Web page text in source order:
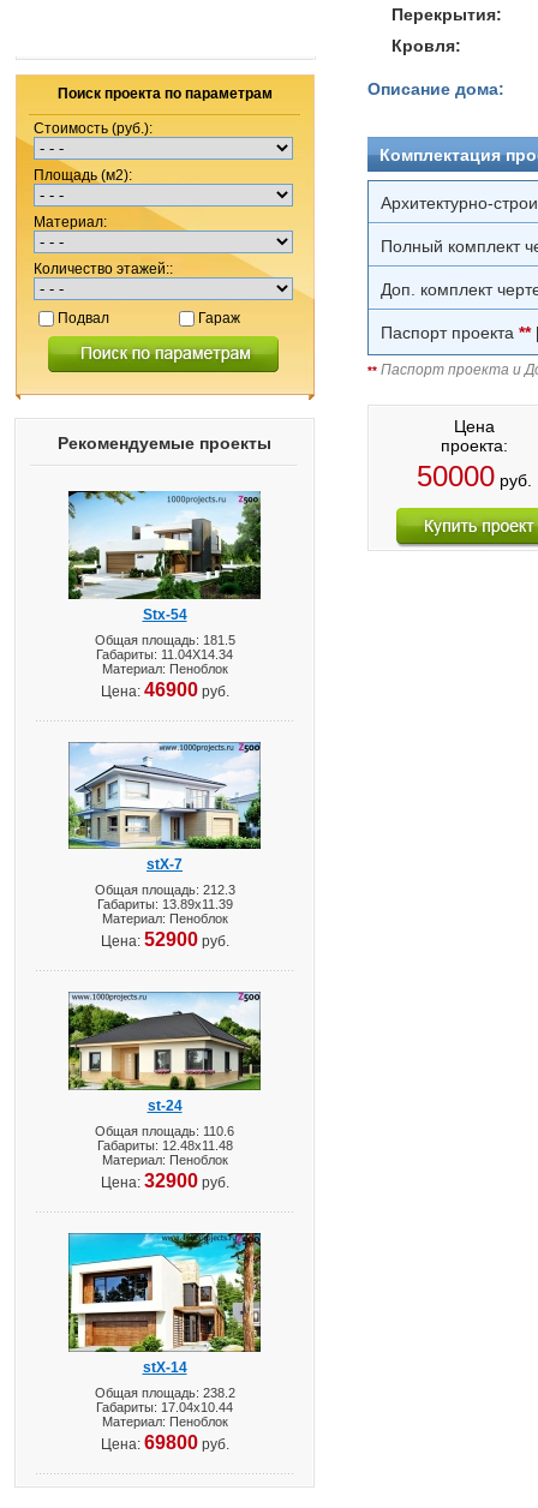
Поиск проекта по параметрам
Стоимость (руб.):
Площадь (м2):
Материал:
Количество этажей::
Подвал Гараж
Рекомендуемые проекты
Stx-54
Общая площадь: 181.5
Габариты: 11.04X14.34
Материал: Пеноблок
Цена: 46900руб.
stX-7
Общая площадь: 212.3
Габариты: 13.89х11.39
Материал: Пеноблок
Цена: 52900руб.
st-24
Общая площадь: 110.6
Габариты: 12.48х11.48
Материал: Пеноблок
Цена: 32900руб.
stX-14
Общая площадь: 238.2
Габариты: 17.04х10.44
Материал: Пеноблок
Цена: 69800руб.
Перекрытия:
Кровля:
Описание дома:
Комплектация
Архитектурно-
Полный комплект
Доп. комплект
Паспорт проекта **
** Паспорт проекта и
Цена
проекта:
50000руб.